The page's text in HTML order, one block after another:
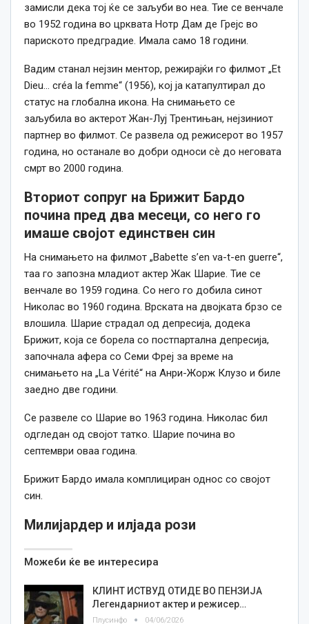
замисли дека тој ќе се заљуби во неа. Тие се венчале
во 1952 година во црквата Нотр Дам де Грејс во
париското предградие. Имала само 18 години.
Вадим станал нејзин ментор, режирајќи го филмот „Et
Dieu… créa la femme“ (1956), кој ја катапултирал до
статус на глобална икона. На снимањето се
заљубила во актерот Жан-Луј Трентињан, нејзиниот
партнер во филмот. Се развела од режисерот во 1957
година, но останале во добри односи сè до неговата
смрт во 2000 година.
Вториот сопруг на Брижит Бардо
почина пред два месеци, со него го
имаше својот единствен син
На снимањето на филмот „Babette s’en va-t-en guerre“,
таа го запозна младиот актер Жак Шарие. Тие се
венчале во 1959 година. Со него го добила синот
Николас во 1960 година. Врската на двојката брзо се
влошила. Шарие страдал од депресија, додека
Брижит, која се борела со постпартална депресија,
започнала афера со Семи Фреј за време на
снимањето на „La Vérité“ на Анри-Жорж Клузо и биле
заедно две години.
Се развеле со Шарие во 1963 година. Николас бил
одгледан од својот татко. Шарие почина во
септември оваа година.
Брижит Бардо имала комплициран однос со својот
син.
Милијардер и илјада рози
Можеби ќе ве интересира
КЛИНТ ИСТВУД ОТИДЕ ВО ПЕНЗИЈА
Легендарниот актер и режисер…
Плусинфо 04/06/2026